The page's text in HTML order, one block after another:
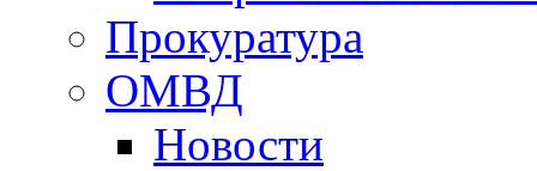
Прокуратура
ОМВД
Новости